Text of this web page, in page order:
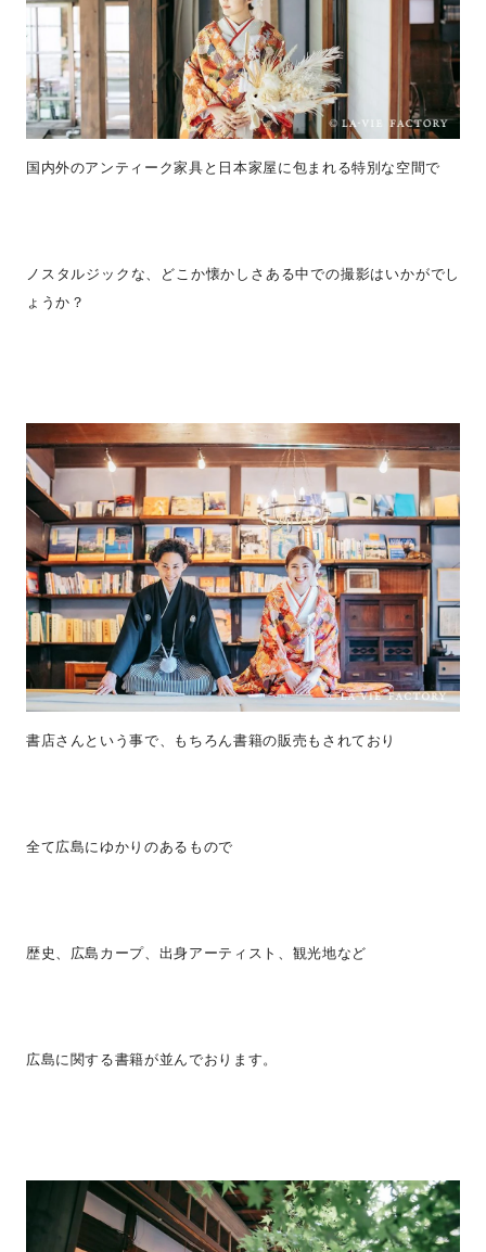
国内外のアンティーク家具と日本家屋に包まれる特別な空間で
ノスタルジックな、どこか懐かしさある中での撮影はいかがでし
ょうか？
書店さんという事で、もちろん書籍の販売もされており
全て広島にゆかりのあるもので
歴史、広島カープ、出身アーティスト、観光地など
広島に関する書籍が並んでおります。